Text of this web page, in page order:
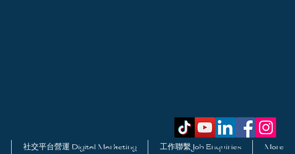
社交平台營運 Digital Marketing 工作聯繫 Job Enquiries More